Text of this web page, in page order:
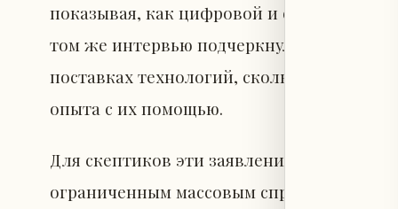
показывая, как цифровой и физический
том же интервью подчеркнул, что Apple
поставках технологий, сколько на
опыта с их помощью.
Для скептиков эти заявления могут
ограниченным массовым спросом, а для